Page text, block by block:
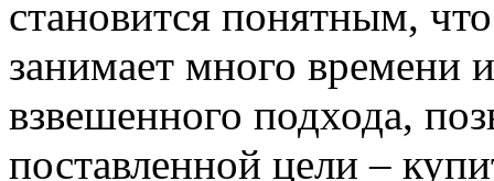
становится понятным,
занимает много времени
взвешенного подхода,
поставленной цели –